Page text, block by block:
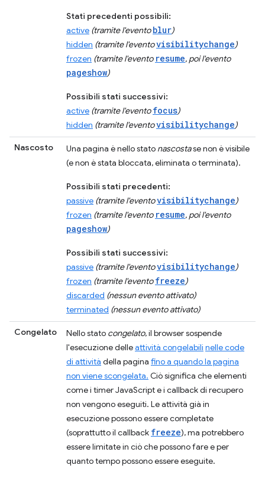
Stati precedenti possibili:
active (tramite l'eventoblur)
hidden (tramite l'eventovisibilitychange)
frozen (tramite l'evento resume, poi l'evento
pageshow)
Possibili stati successivi:
active (tramite l'eventofocus)
hidden (tramite l'eventovisibilitychange)
Nascosto Una pagina è nello stato nascostase non è visibile
(e non è stata bloccata, eliminata o terminata).
Possibili stati precedenti:
passive (tramite l'eventovisibilitychange)
frozen (tramite l'evento resume, poi l'evento
pageshow)
Possibili stati successivi:
passive (tramite l'eventovisibilitychange)
frozen (tramite l'eventofreeze)
discarded (nessun evento attivato)
terminated (nessun evento attivato)
Congelato Nello stato congelato, il browser sospende
l'esecuzione delleattività congelabili nelle code
di attività della pagina fino a quando la pagina
non viene scongelata. Ciò significa che elementi
come i timer JavaScript e i callback di recupero
non vengono eseguiti. Le attività già in
esecuzione possono essere completate
(soprattutto il callback freeze), ma potrebbero
essere limitate in ciò che possono fare e per
quanto tempo possono essere eseguite.